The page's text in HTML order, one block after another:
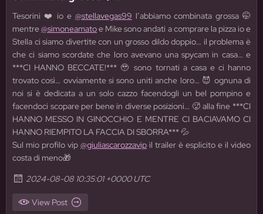
Tesorini ❤️ io e @stellavegas99 l’abbiamo combinata grossa 🤭
mentre@simoneamatoe Mike sono andati a comprare la pizza io e
Stella ci siamo divertite con un grosso dildo doppio… il problema è
che ci siamo scordate che loro avevano una spycam in casa… e
***CI HANNO BECCATE!*** 🥹 sono tornati a casa e ci hanno
trovato così… ovviamente si sono uniti anche loro… 😈 ognuna di
noi si è dedicata a un solo cazzo facendogli un bel pompino e
facendoci scopare per bene in diverse posizioni… 🥵 alla fine ***CI
HANNO MESSO IN GINOCCHIO E MENTRE CI BACIAVAMO CI
HANNO RIEMPITO LA FACCIA DI SBORRA*** 💦
Sul mio profilo vip @giuliascarozzavip il trailer è esplicito e il video
costa di meno🎁
2024-08-08 10:35:01 +0000 UTC
View Post